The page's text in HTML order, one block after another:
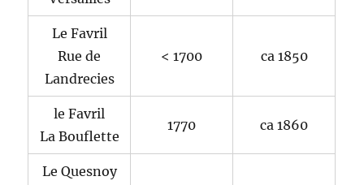
Le Favril
Rue de
Landrecies
< 1700 ca 1850
le Favril
La Bouflette
1770 ca 1860
Le Quesnoy